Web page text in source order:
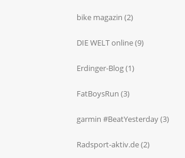
bike magazin (2)
DIE WELT online(9)
Erdinger-Blog(1)
FatBoysRun (3)
garmin #BeatYesterday(3)
Radsport-aktiv.de(2)